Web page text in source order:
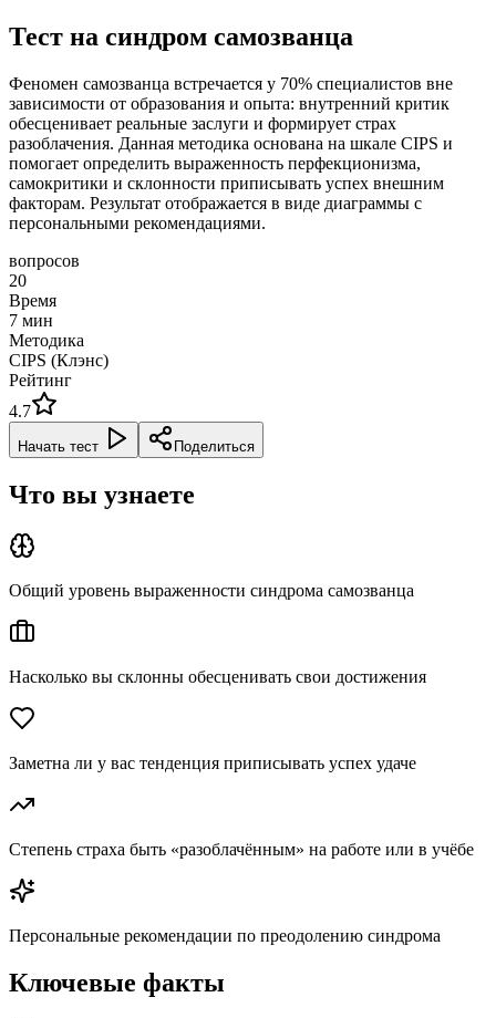
Тест на синдром самозванца
Феномен самозванца встречается у 70% специалистов вне
зависимости от образования и опыта: внутренний критик
обесценивает реальные заслуги и формирует страх
разоблачения. Данная методика основана на шкале CIPS и
помогает определить выраженность перфекционизма,
самокритики и склонности приписывать успех внешним
факторам. Результат отображается в виде диаграммы с
персональными рекомендациями.
вопросов
20
Время
7 мин
Методика
CIPS (Клэнс)
Рейтинг
4.7
Начать тест Поделиться
Что вы узнаете
Общий уровень выраженности синдрома самозванца
Насколько вы склонны обесценивать свои достижения
Заметна ли у вас тенденция приписывать успех удаче
Степень страха быть «разоблачённым» на работе или в учёбе
Персональные рекомендации по преодолению синдрома
Ключевые факты